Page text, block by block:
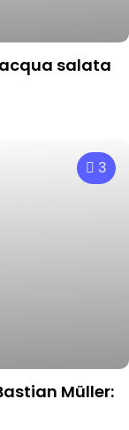
salata
3
Müller: